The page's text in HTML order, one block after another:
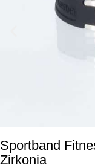
Sportband
Zirkonia